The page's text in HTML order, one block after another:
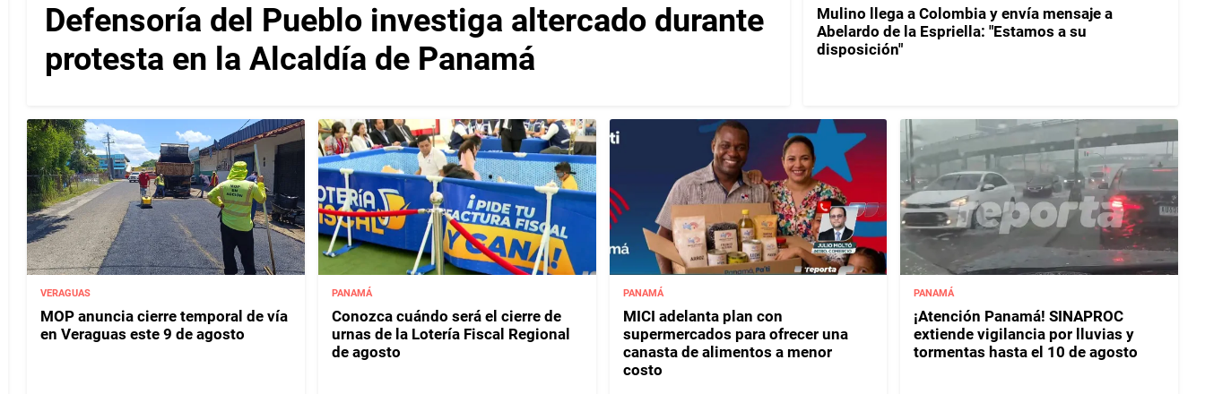
Defensoría del Pueblo investiga altercado durante
protesta en la Alcaldía de Panamá
Mulino llega a Colombia y envía mensaje a
Abelardo de la Espriella: "Estamos a su
disposición"
VERAGUAS
MOP anuncia cierre temporal de vía
en Veraguas este 9 de agosto
PANAMÁ
Conozca cuándo será el cierre de
urnas de la Lotería Fiscal Regional
de agosto
PANAMÁ
MICI adelanta plan con
supermercados para ofrecer una
canasta de alimentos a menor
costo
PANAMÁ
¡Atención Panamá! SINAPROC
extiende vigilancia por lluvias y
tormentas hasta el 10 de agosto